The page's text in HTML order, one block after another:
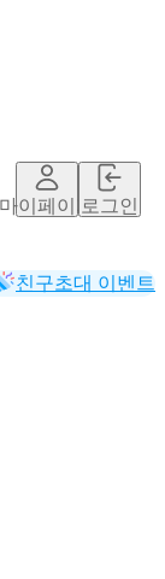
마이페이지로그인
친구초대 이벤트